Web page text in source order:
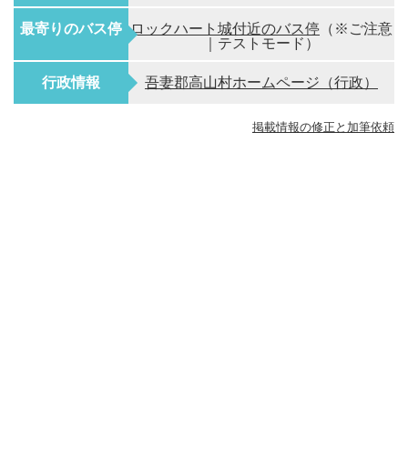
最寄りのバス停 ロックハート城付近のバス停 （※ご注意
｜テストモード）
行政情報 吾妻郡高山村ホームページ（行政）
掲載情報の修正と加筆依頼